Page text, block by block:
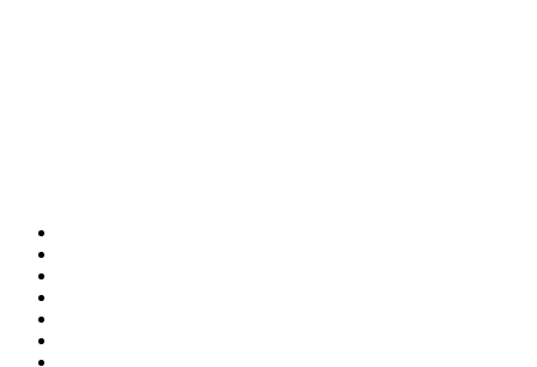
ERSTES
SEEBAD
Sommerfrische
seit
1793.